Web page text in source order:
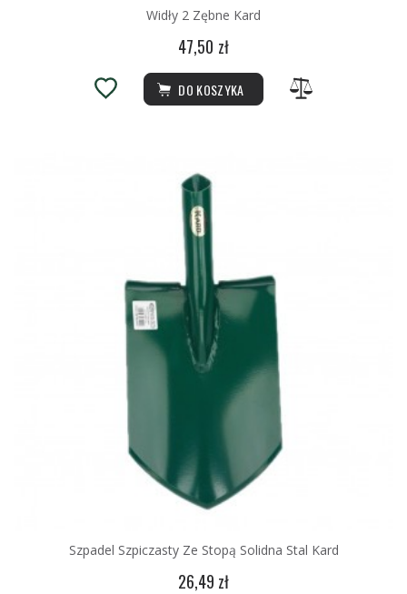
Widły 2 Zębne Kard
47,50 zł
DO KOSZYKA
Szpadel Szpiczasty Ze Stopą Solidna Stal Kard
26,49 zł